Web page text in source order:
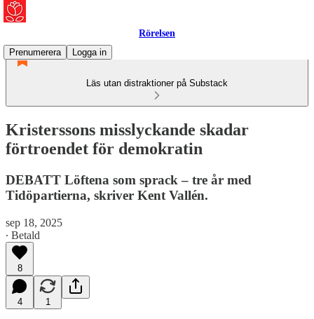
Rörelsen
Prenumerera
Logga in
Läs utan distraktioner på Substack
Kristerssons misslyckande skadar
förtroendet för demokratin
DEBATT Löftena som sprack – tre år med
Tidöpartierna, skriver Kent Vallén.
sep 18, 2025
∙ Betald
8
4 1